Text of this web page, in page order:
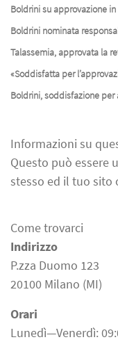
Boldrini su approvazione
Boldrini nominata
Talassemia, approvata la
«Soddisfatta per
Boldrini, soddisfazione
Informazioni su
Questo può essere
stesso ed il tuo sito
Come trovarci
Indirizzo
P.zza Duomo 123
20100 Milano (MI)
Orari
Lunedì—Venerdì: